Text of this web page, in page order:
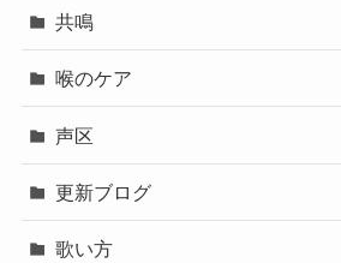
共鳴
喉のケア
声区
更新ブログ
歌い方